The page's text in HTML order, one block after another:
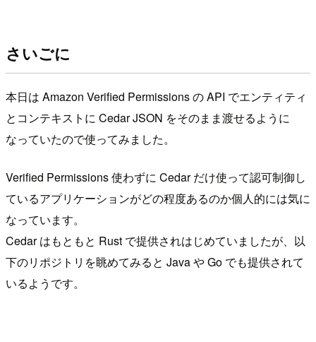
さいごに
本日は Amazon Verified Permissions の API でエンティティ
とコンテキストに Cedar JSON をそのまま渡せるように
なっていたので使ってみました。
Verified Permissions 使わずに Cedar だけ使って認可制御し
ているアプリケーションがどの程度あるのか個人的には気に
なっています。
Cedar はもともと Rust で提供されはじめていましたが、以
下のリポジトリを眺めてみると Java や Go でも提供されて
いるようです。